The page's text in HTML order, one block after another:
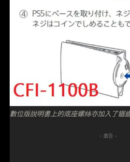
數位版說明書上的底座螺絲亦加入了鋸
- 廣告 -